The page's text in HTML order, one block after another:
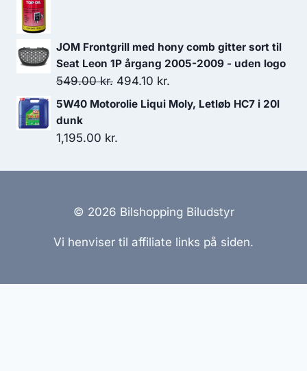
var:
55.00 kr..
er:
49.50 kr..
JOM Frontgrill med hony comb gitter sort til
Seat Leon 1P årgang 2005-2009 - uden logo
549.00kr. Den
oprindelige
494.10 kr.
aktuelle
5W40 Motorolie Liqui Moly, Letløb HC7 i 20l
dunk
1,195.00 kr.
© 2026 Bilshopping Biludstyr
Vi henviser til affiliate links på siden.